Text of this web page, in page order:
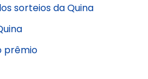
sorteios da Quina
prêmio